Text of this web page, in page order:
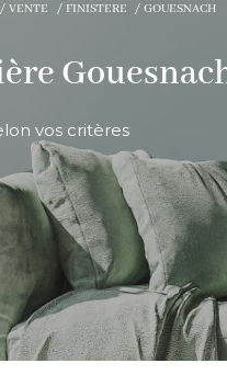
VENTE FINISTERE GOUESNACH
vos critères